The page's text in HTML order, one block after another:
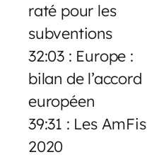
raté pour les
subventions
32:03 : Europe :
bilan de l’accord
européen
39:31 : Les AmFis
2020